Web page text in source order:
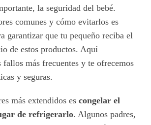
la seguridad del bebé.
comunes y cómo evitarlos es
garantizar que tu pequeño reciba el
de estos productos. Aquí
fallos más frecuentes y te ofrecemos
y seguras.
más extendidos es congelar el
de refrigerarlo. Algunos padres,